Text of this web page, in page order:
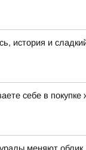
история и
себе в